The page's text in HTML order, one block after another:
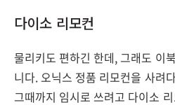
다이소 리모컨
물리키도 편하긴 한데, 그래도 이
니다. 오닉스 정품 리모컨을 사려
그때까지 임시로 쓰려고 다이소